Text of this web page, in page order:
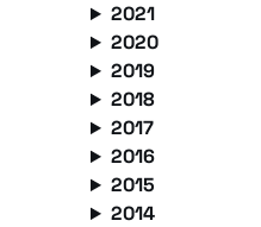
2021
2020
2019
2018
2017
2016
2015
2014